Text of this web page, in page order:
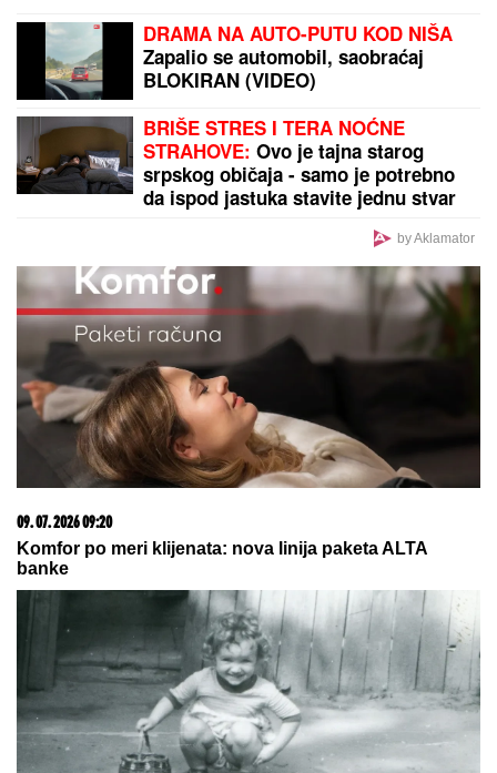
(VIDEO) "ONI MOLE DA UĐU U ELITU 10"
Dača
Virijević raskrinkao rijaliti učesnike, otkrio sve o
Aneli i Kariću, pa šokirao: "Filip se dopisuje sa
pevačicom"
by Aklamator
PREPORUKA ZA VAS
NAŠ GLUMAC (65) OŽENIO 32 GODINE MLAĐU
sada pokazala čime se bavi pored glume
Legendarni Boris Beker provodi leto
sa ZGODNIM SINOVIMA, porodična
fotografija ZAPALILA Instagram:
Ovo je prizor kakav se RETKO viđa!